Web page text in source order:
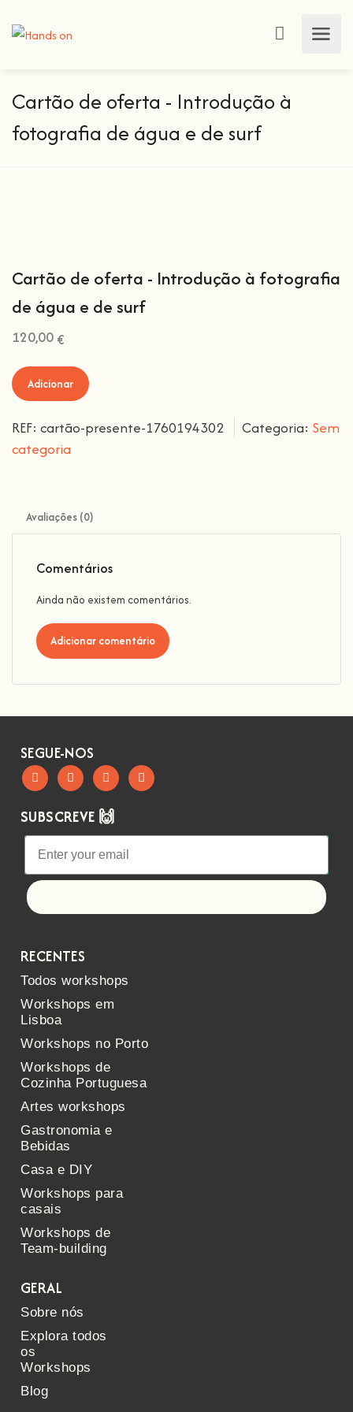
Cartão de oferta - Introdução à
fotografia de água e de surf
Cartão de oferta - Introdução à fotografia
de água e de surf
120,00 €
Adicionar
REF: cartão-presente-1760194302 Categoria: Sem
categoria
Avaliações (0)
Comentários
Ainda não existem comentários.
Adicionar comentário
SEGUE-NOS
SUBSCREVE 🙌
RECENTES
Todos workshops
Workshops em
Lisboa
Workshops no Porto
Workshops de
Cozinha Portuguesa
Artes workshops
Gastronomia e
Bebidas
Casa e DIY
Workshops para
casais
Workshops de
Team-building
GERAL
Sobre nós
Explora todos
os
Workshops
Blog